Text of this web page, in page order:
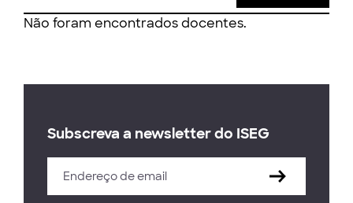
Não foram encontrados docentes.
Subscreva a newsletter do ISEG